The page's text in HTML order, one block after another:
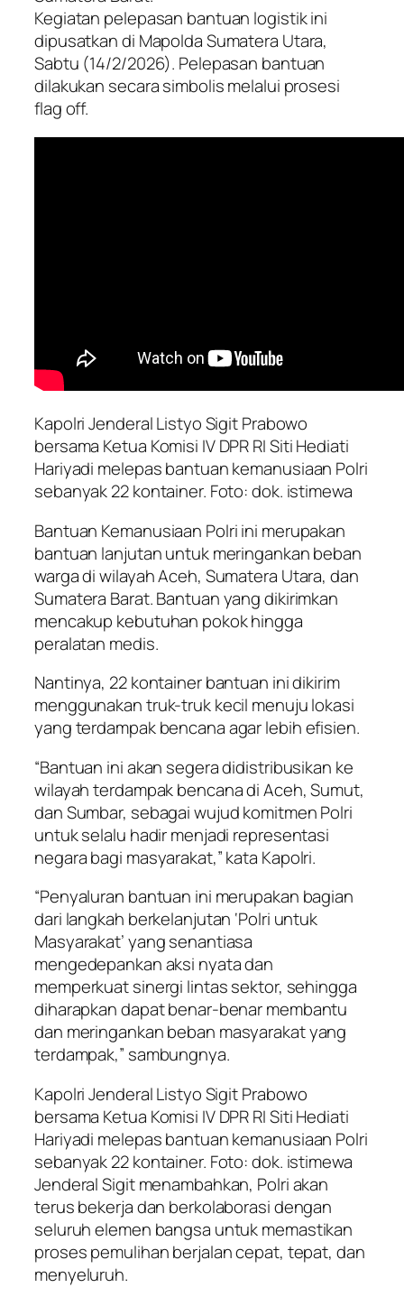
Kegiatan pelepasan bantuan logistik ini
dipusatkan di Mapolda Sumatera Utara,
Sabtu (14/2/2026). Pelepasan bantuan
dilakukan secara simbolis melalui prosesi
flag off.
Kapolri Jenderal Listyo Sigit Prabowo
bersama Ketua Komisi IV DPR RI Siti Hediati
Hariyadi melepas bantuan kemanusiaan Polri
sebanyak 22 kontainer. Foto: dok. istimewa
Bantuan Kemanusiaan Polri ini merupakan
bantuan lanjutan untuk meringankan beban
warga di wilayah Aceh, Sumatera Utara, dan
Sumatera Barat. Bantuan yang dikirimkan
mencakup kebutuhan pokok hingga
peralatan medis.
Nantinya, 22 kontainer bantuan ini dikirim
menggunakan truk-truk kecil menuju lokasi
yang terdampak bencana agar lebih efisien.
“Bantuan ini akan segera didistribusikan ke
wilayah terdampak bencana di Aceh, Sumut,
dan Sumbar, sebagai wujud komitmen Polri
untuk selalu hadir menjadi representasi
negara bagi masyarakat,” kata Kapolri.
“Penyaluran bantuan ini merupakan bagian
dari langkah berkelanjutan ‘Polri untuk
Masyarakat’ yang senantiasa
mengedepankan aksi nyata dan
memperkuat sinergi lintas sektor, sehingga
diharapkan dapat benar-benar membantu
dan meringankan beban masyarakat yang
terdampak,” sambungnya.
Kapolri Jenderal Listyo Sigit Prabowo
bersama Ketua Komisi IV DPR RI Siti Hediati
Hariyadi melepas bantuan kemanusiaan Polri
sebanyak 22 kontainer. Foto: dok. istimewa
Jenderal Sigit menambahkan, Polri akan
terus bekerja dan berkolaborasi dengan
seluruh elemen bangsa untuk memastikan
proses pemulihan berjalan cepat, tepat, dan
menyeluruh.